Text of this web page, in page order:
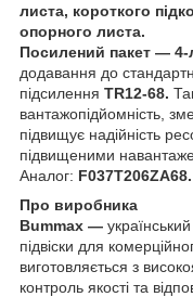
листа, короткого
опорного листа.
Посилений пакет — 4-
додавання до
підсилення TR12-68.
вантажопідйомність,
підвищує надійність
підвищеними
Аналог: F037T206ZA68.
Про виробника
Bummax —
підвіски для
виготовляється з
контроль якості та